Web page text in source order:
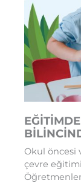
Okul öncesi
çevre